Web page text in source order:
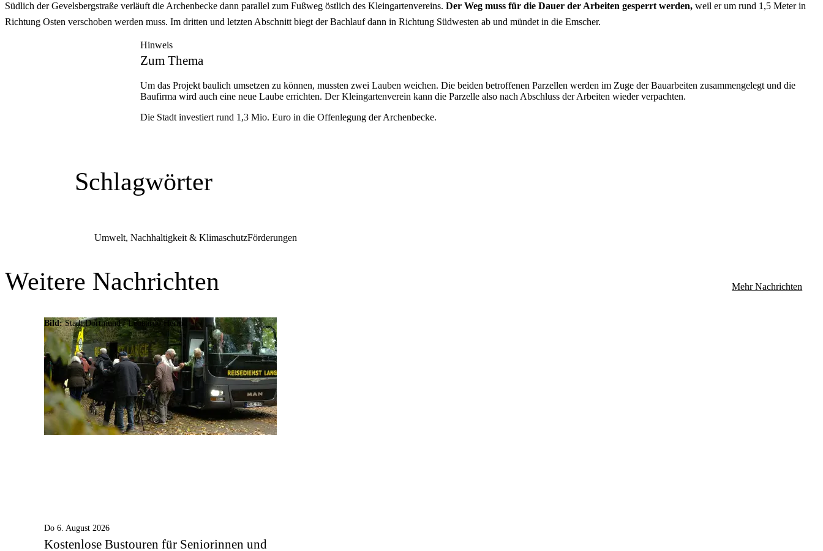
Südlich der Gevelsbergstraße verläuft die Archenbecke dann parallel zum Fußweg östlich des Kleingartenvereins. Der Weg muss für die Dauer der Arbeiten gesperrt werden, weil er um rund 1,5 Meter in
Richtung Osten verschoben werden muss. Im dritten und letzten Abschnitt biegt der Bachlauf dann in Richtung Südwesten ab und mündet in die Emscher.
Hinweis
Zum Thema
Um das Projekt baulich umsetzen zu können, mussten zwei Lauben weichen. Die beiden betroffenen Parzellen werden im Zuge der Bauarbeiten zusammengelegt und die
Baufirma wird auch eine neue Laube errichten. Der Kleingartenverein kann die Parzelle also nach Abschluss der Arbeiten wieder verpachten.
Die Stadt investiert rund 1,3 Mio. Euro in die Offenlegung der Archenbecke.
Schlagwörter
Umwelt, Nachhaltigkeit & KlimaschutzFörderungen
Weitere Nachrichten Mehr Nachrichten
Bild: Stadt Dortmund / Leonardo Hering
Do 6. August 2026
Kostenlose Bustouren für Seniorinnen und